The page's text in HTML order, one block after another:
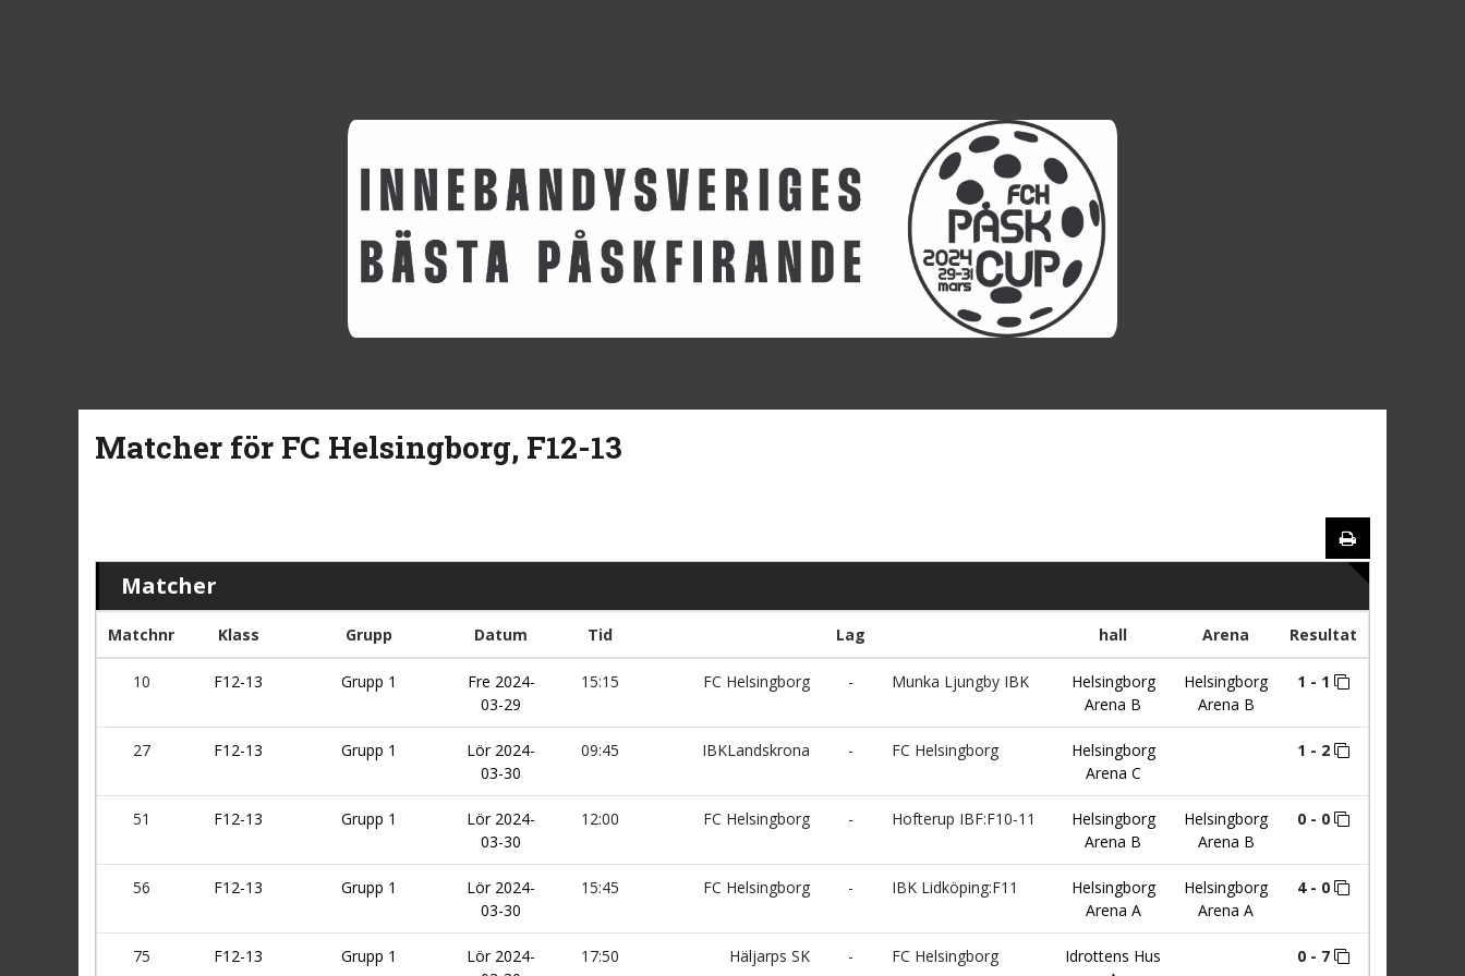
Matcher för FC Helsingborg, F12-13
Matcher
Matchnr Klass Grupp Datum Tid Lag hall Arena Resultat
10 F12-13 Grupp 1
Fre 2024-
03-29
15:15 FC Helsingborg - Munka Ljungby IBK
Helsingborg
Arena B
Helsingborg
Arena B
1 - 1
27 F12-13 Grupp 1
Lör 2024-
03-30
09:45 IBKLandskrona - FC Helsingborg
Helsingborg
Arena C
1 - 2
51 F12-13 Grupp 1
Lör 2024-
03-30
12:00 FC Helsingborg - Hofterup IBF:F10-11
Helsingborg
Arena B
Helsingborg
Arena B
0 - 0
56 F12-13 Grupp 1
Lör 2024-
03-30
15:45 FC Helsingborg - IBK Lidköping:F11
Helsingborg
Arena A
Helsingborg
Arena A
4 - 0
75 F12-13 Grupp 1
Lör 2024-
17:50 Häljarps SK - FC Helsingborg
Idrottens Hus
0 - 7